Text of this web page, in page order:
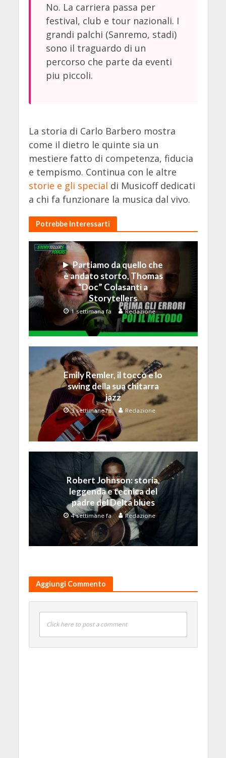
No. La carriera passa per
festival, club e tour nazionali. I
grandi palchi (Sanremo, stadi)
sono il traguardo di un
percorso che parte da eventi
piu piccoli.
La storia di Carlo Barbero mostra
come il dietro le quinte sia un
mestiere fatto di competenza, fiducia
e tempismo. Continua con le altre
storie e gli special di Musicoff dedicati
a chi fa funzionare la musica dal vivo.
Potrebbe Interessarti
Partiamo da quello che
è andato storto, Thomas
“Doc” Colasanti a
Storytellers
1 settimana fa Redazione
Emily Remler, il tocco e lo
swing della sua chitarra
jazz
3 settimane fa Redazione
Robert Johnson: storia,
leggenda e tecnica del
padre del Delta blues
4 settimane fa Redazione
Aggiungi Commento
Click here to post a comment